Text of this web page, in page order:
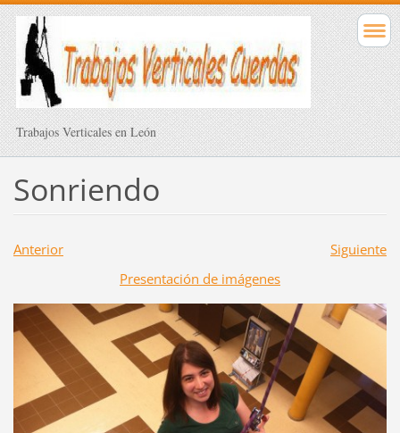
Trabajos Verticales en León
Sonriendo
Anterior
Siguiente
Presentación de imágenes